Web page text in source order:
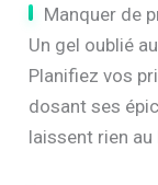
Manquer de
Un gel oublié
Planifiez vos
dosant ses
laissent rien